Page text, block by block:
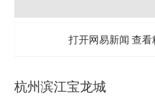
打开网易新闻 查
杭州滨江宝龙城